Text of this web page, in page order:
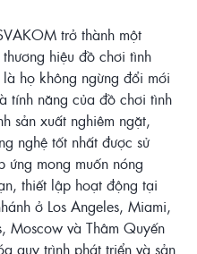
trở thành một
hiệu đồ chơi tình
họ không ngừng đổi mới
tính năng của đồ chơi tình
sản xuất nghiêm ngặt,
nghệ tốt nhất được sử
ứng mong muốn nóng
thiết lập hoạt động tại
ở Los Angeles, Miami,
Moscow và Thâm Quyến
quy trình phát triển và sản